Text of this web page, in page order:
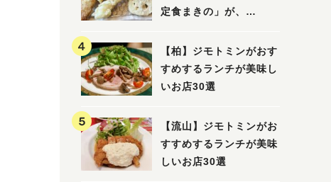
定食まきの」が、
【柏】ジモトミンがおす
すめするランチが美味し
いお店30選
【流山】ジモトミンがお
すすめするランチが美味
しいお店30選